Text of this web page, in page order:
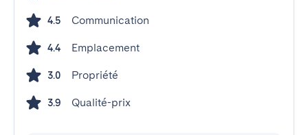
4.5 Communication
4.4 Emplacement
3.0 Propriété
3.9 Qualité-prix